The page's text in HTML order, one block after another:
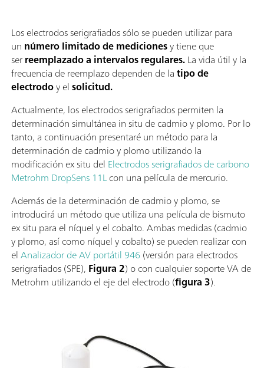
Los electrodos serigrafiados sólo se pueden utilizar para
un número limitado de medicionesy tiene que
serreemplazado a intervalos regulares.La vida útil y la
frecuencia de reemplazo dependen de latipo de
electrodoy elsolicitud.
Actualmente, los electrodos serigrafiados permiten la
determinación simultánea in situ de cadmio y plomo. Por lo
tanto, a continuación presentaré un método para la
determinación de cadmio y plomo utilizando la
modificación ex situ del Electrodos serigrafiados de carbono
Metrohm DropSens 11Lcon una película de mercurio.
Además de la determinación de cadmio y plomo, se
introducirá un método que utiliza una película de bismuto
ex situ para el níquel y el cobalto. Ambas medidas (cadmio
y plomo, así como níquel y cobalto) se pueden realizar con
elAnalizador de AV portátil 946(versión para electrodos
serigrafiados (SPE), Figura 2) o con cualquier soporte VA de
Metrohm utilizando el eje del electrodo (figura 3).